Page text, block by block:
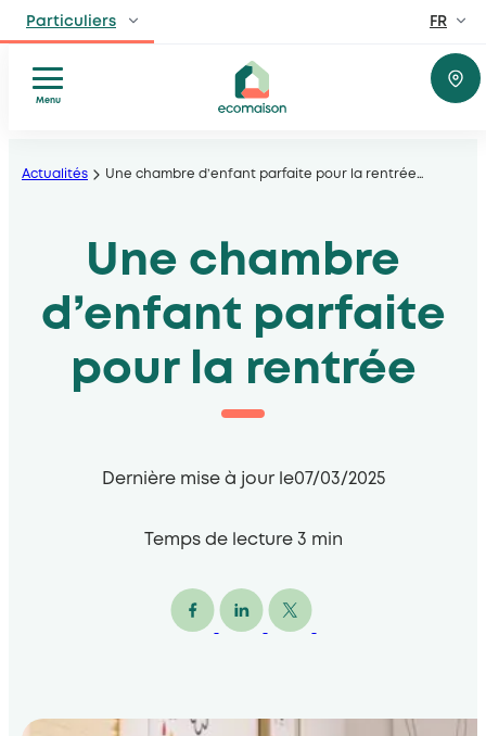
au
Particuliers
Professionnels
Fabricants, distributeurs, lieux privés et public
Acteurs solidaires, collectivités locales, opérateurs
Apprendre à mieux nous connaitre
FR
EN
Menu
Donner
Comprendre
inspiration
Actualités Une chambre d’enfant parfaite pour la rentrée…
Une chambre
d’enfant parfaite
pour la rentrée
Dernière mise à jour le07/03/2025
Temps de lecture 3 min